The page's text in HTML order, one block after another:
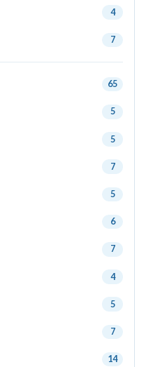
4
7
65
5
5
7
5
6
7
4
5
7
14